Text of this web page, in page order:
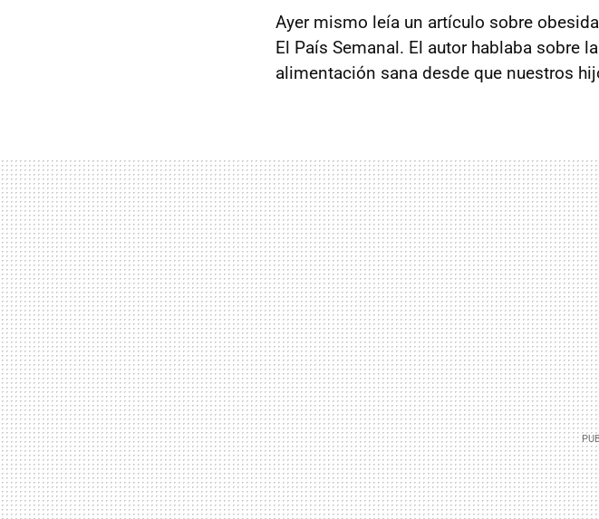
Ayer mismo leía un artículo sobre
El País Semanal. El autor hablaba sobre
alimentación sana desde que nuestros